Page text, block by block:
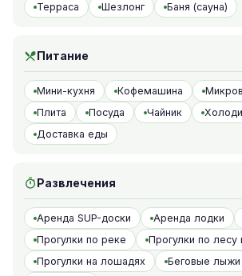
Терраса
Шезлонг Баня (сауна)
Питание
Мини-кухня Кофемашина
Плита
Посуда Чайник
Доставка еды
Развлечения
Аренда SUP-доски Аренда лодки
Прогулки по реке
Прогулки по лесу
Прогулки на лошадях
Беговые лыжи